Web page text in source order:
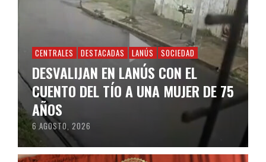
CENTRALES DESTACADAS LANÚS SOCIEDAD
DESVALIJAN EN LANÚS CON EL
CUENTO DEL TÍO A UNA MUJER DE 75
AÑOS
6 AGOSTO, 2026